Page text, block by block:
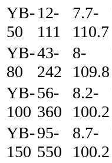
YB-
50
12-
111
7.7-
110.7
YB-
80
43-
242
8-
109.8
YB-
100
56-
360
8.2-
100.2
YB-
150
95-
550
8.7-
100.2